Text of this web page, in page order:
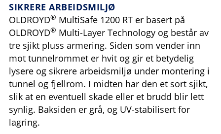
SIKRERE ARBEIDSMILJØ
OLDROYD® MultiSafe 1200 RT er basert på
OLDROYD® Multi-Layer Technology og består av
tre sjikt pluss armering. Siden som vender inn
mot tunnelrommet er hvit og gir et betydelig
lysere og sikrere arbeidsmiljø under montering i
tunnel og fjellrom. I midten har den et sort sjikt,
slik at en eventuell skade eller et brudd blir lett
synlig. Baksiden er grå, og UV-stabilisert for
lagring.